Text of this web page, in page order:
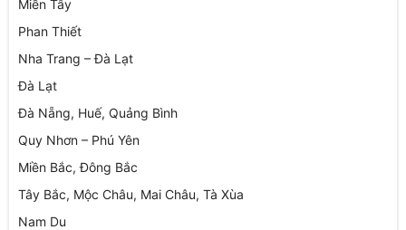
Miền Tây
Phan Thiết
Nha Trang – Đà Lạt
Đà Lạt
Đà Nẵng, Huế, Quảng Bình
Quy Nhơn – Phú Yên
Miền Bắc, Đông Bắc
Tây Bắc, Mộc Châu, Mai Châu, Tà Xùa
Nam Du